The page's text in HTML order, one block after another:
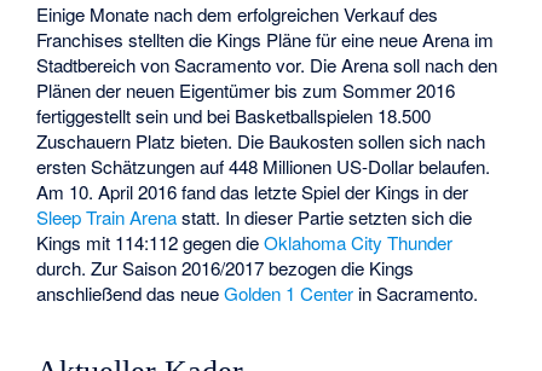
Einige Monate nach dem erfolgreichen Verkauf des
Franchises stellten die Kings Pläne für eine neue Arena im
Stadtbereich von Sacramento vor. Die Arena soll nach den
Plänen der neuen Eigentümer bis zum Sommer 2016
fertiggestellt sein und bei Basketballspielen 18.500
Zuschauern Platz bieten. Die Baukosten sollen sich nach
ersten Schätzungen auf 448 Millionen US-Dollar belaufen.
Am 10. April 2016 fand das letzte Spiel der Kings in der
Sleep Train Arenastatt. In dieser Partie setzten sich die
Kings mit 114:112 gegen dieOklahoma City Thunder
durch. Zur Saison 2016/2017 bezogen die Kings
anschließend das neueGolden 1 Center in Sacramento.